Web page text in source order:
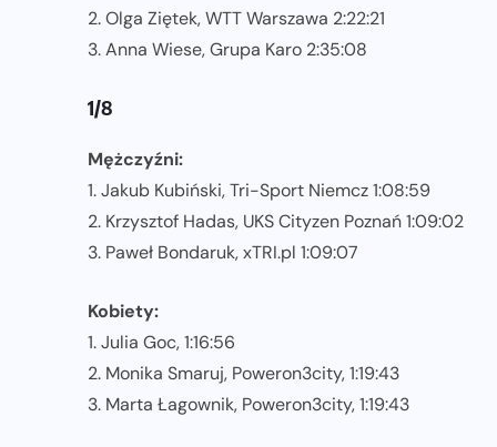
2. Olga Ziętek, WTT Warszawa 2:22:21
3. Anna Wiese, Grupa Karo 2:35:08
1/8
Mężczyźni:
1. Jakub Kubiński, Tri-Sport Niemcz 1:08:59
2. Krzysztof Hadas, UKS Cityzen Poznań 1:09:02
3. Paweł Bondaruk, xTRI.pl 1:09:07
Kobiety:
1. Julia Goc, 1:16:56
2. Monika Smaruj, Poweron3city, 1:19:43
3. Marta Łagownik, Poweron3city, 1:19:43